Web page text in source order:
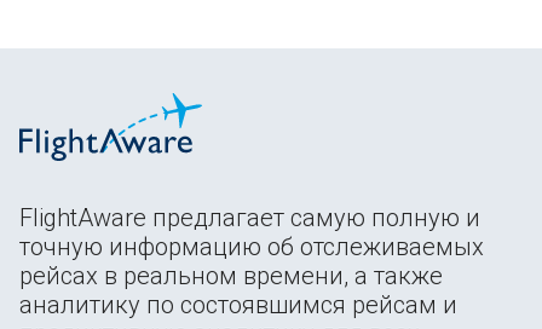
FlightAware предлагает самую полную и
точную информацию об отслеживаемых
рейсах в реальном времени, а также
аналитику по состоявшимся рейсам и